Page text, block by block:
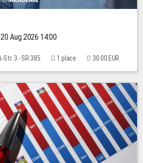
Aug 2026 14:00
Str. 3 - SR 385 1 place 30.00 EUR